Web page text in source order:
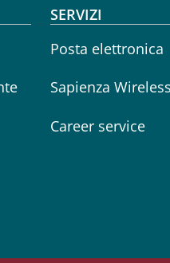
SERVIZI
Posta elettronica
Sapienza Wireless
Career service